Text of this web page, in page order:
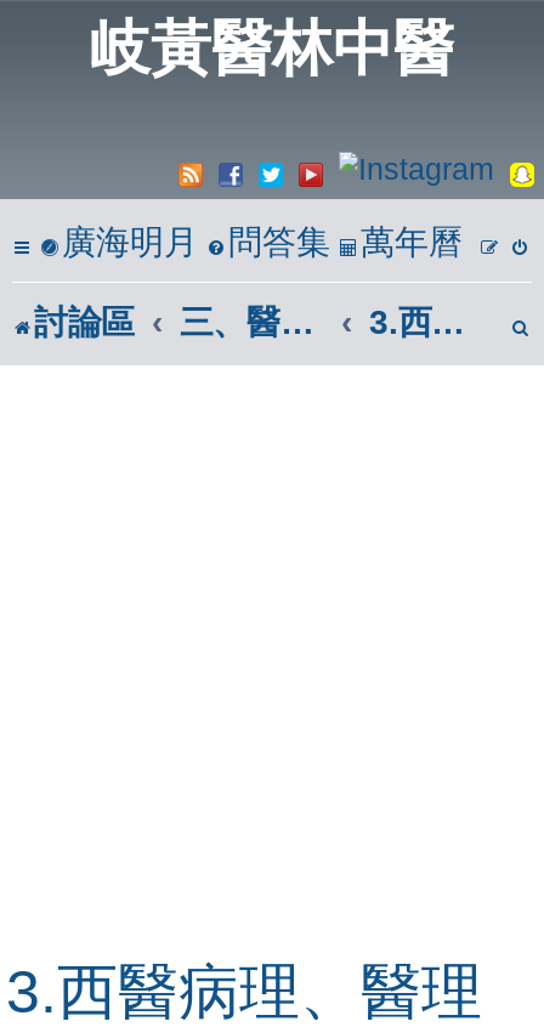
岐黃醫林中醫
廣海明月 問答集 萬年曆
討論區 三、醫學報導區(市面報章雜誌) 3.西醫病理、醫理
3.西醫病理、醫理